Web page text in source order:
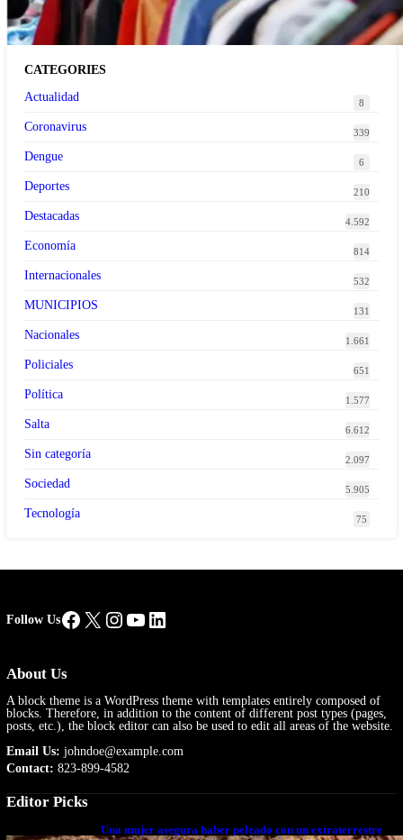
CATEGORIES
Actualidad
8
Coronavirus 339
Dengue 6
Deportes 210
Destacadas 4.592
Economía 814
Internacionales 532
MUNICIPIOS 131
Nacionales 1.661
Policiales 651
Política 1.577
Salta 6.612
Sin categoría 2.097
Sociedad 5.905
Tecnología 75
Follow UsFacebook
X Instagram
YouTube
LinkedIn
About Us
A block theme is a WordPress theme with templates entirely composed of
blocks. Therefore, in addition to the content of different post types (pages,
posts, etc.), the block editor can also be used to edit all areas of the website.
Email Us: johndoe@example.com
Contact: 823-899-4582
Editor Picks
Una mujer asegura haber peleado con un extraterrestre